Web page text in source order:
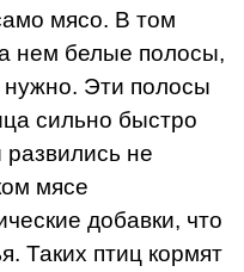
мясо. В том
нем белые полосы,
нужно. Эти полосы
сильно быстро
не
мясе
добавки, что
Таких птиц кормят